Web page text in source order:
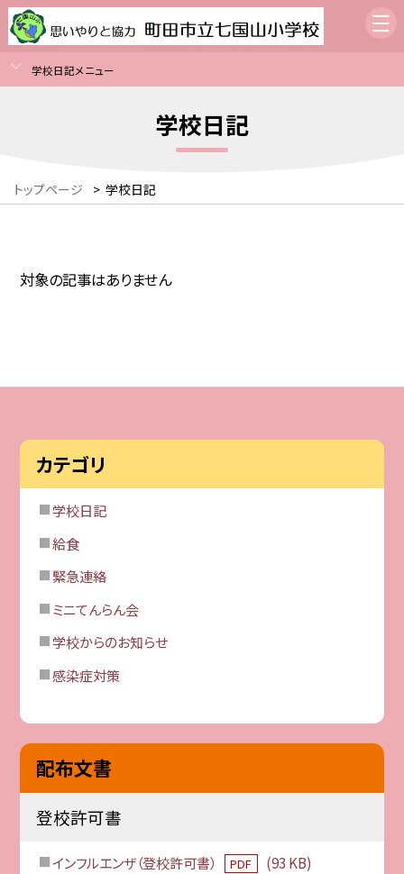
学校日記メニュー
学校日記
トップページ > 学校日記
対象の記事はありません
カテゴリ
学校日記
給食
緊急連絡
ミニてんらん会
学校からのお知らせ
感染症対策
配布文書
登校許可書
インフルエンザ（登校許可書） PDF
(93 KB)